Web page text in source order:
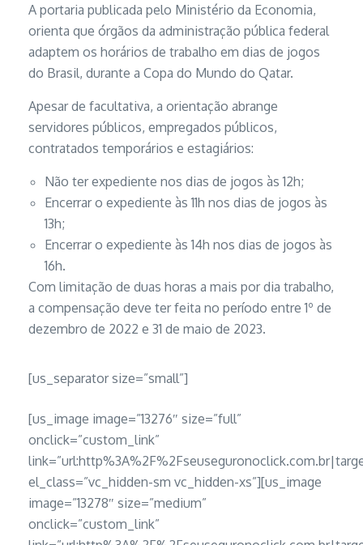
A portaria publicada pelo Ministério da Economia,
orienta que órgãos da administração pública federal
adaptem os horários de trabalho em dias de jogos
do Brasil, durante a Copa do Mundo do Qatar.
Apesar de facultativa, a orientação abrange
servidores públicos, empregados públicos,
contratados temporários e estagiários:
Não ter expediente nos dias de jogos às 12h;
Encerrar o expediente às 11h nos dias de jogos às
13h;
Encerrar o expediente às 14h nos dias de jogos às
16h.
Com limitação de duas horas a mais por dia trabalho,
a compensação deve ter feita no período entre 1º de
dezembro de 2022 e 31 de maio de 2023.
[us_separator size=”small”]
[us_image image=”13276″ size=”full”
onclick=”custom_link”
el_class=”vc_hidden-sm vc_hidden-xs”][us_image
image=”13278″ size=”medium”
onclick=”custom_link”